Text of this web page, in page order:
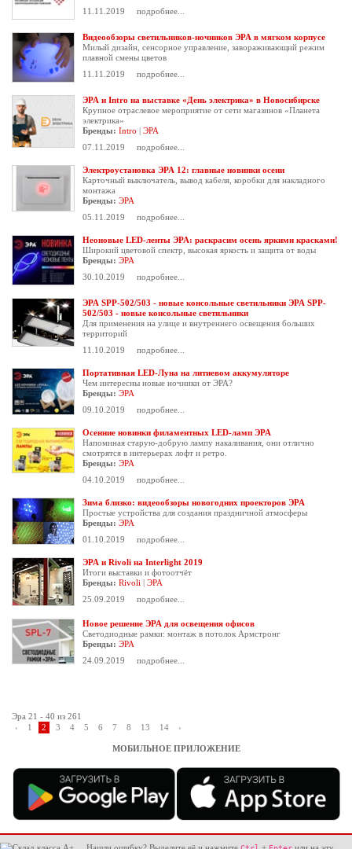
11.11.2019
подробнее...
Видеообзоры светильников-ночников ЭРА в мягком корпусе
Милый дизайн, сенсорное управление, завораживающий режим
плавной смены цветов
11.11.2019
подробнее...
ЭРА и Intro на выставке «День электрика» в Новосибирске
Крупное отраслевое мероприятие от сети магазинов «Планета
электрика»
Бренды: Intro | ЭРА
07.11.2019
подробнее...
Электроустановка ЭРА 12: главные новинки осени
Карточный выключатель, вывод кабеля, коробки для накладного
монтажа
Бренды: ЭРА
05.11.2019
подробнее...
Неоновые LED-ленты ЭРА: раскрасим осень яркими красками!
Широкий цветовой спектр, высокая яркость и защита от воды
Бренды: ЭРА
30.10.2019
подробнее...
ЭРА SPP-502/503 - новые консольные светильники ЭРА SPP-
502/503 - новые консольные светильники
Для применения на улице и внутреннего освещения больших
территорий
11.10.2019
подробнее...
Портативная LED-Луна на литиевом аккумуляторе
Чем интересны новые ночники от ЭРА?
Бренды: ЭРА
09.10.2019
подробнее...
Осенние новинки филаментных LED-ламп ЭРА
Напоминая старую-добрую лампу накаливания, они отлично
смотрятся в интерьерах лофт и ретро.
Бренды: ЭРА
04.10.2019
подробнее...
Зима близко: видеообзоры новогодних проекторов ЭРА
Простые устройства для создания праздничной атмосферы
Бренды: ЭРА
01.10.2019
подробнее...
ЭРА и Rivoli на Interlight 2019
Итоги выставки и фотоотчёт
Бренды: Rivoli | ЭРА
25.09.2019
подробнее...
Новое решение ЭРА для освещения офисов
Светодиодные рамки: монтаж в потолок Армстронг
Бренды: ЭРА
24.09.2019
подробнее...
Эра 21 - 40 из 261
‹
1 2 3 4 5 6 7 8 13 14 ›
МОБИЛЬНОЕ ПРИЛОЖЕНИЕ